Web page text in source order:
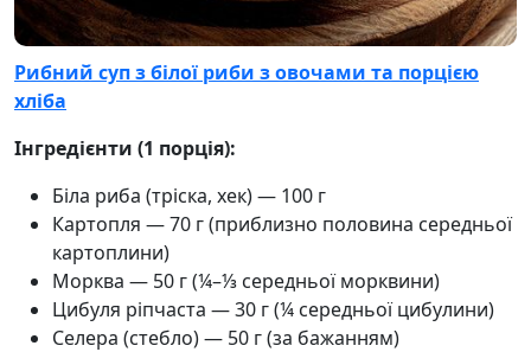
Рибний суп з білої риби з овочами та порцією
хліба
Інгредієнти (1 порція):
Біла риба (тріска, хек) — 100 г
Картопля — 70 г (приблизно половина середньої
картоплини)
Морква — 50 г (¼–⅓ середньої морквини)
Цибуля ріпчаста — 30 г (¼ середньої цибулини)
Селера (стебло) — 50 г (за бажанням)